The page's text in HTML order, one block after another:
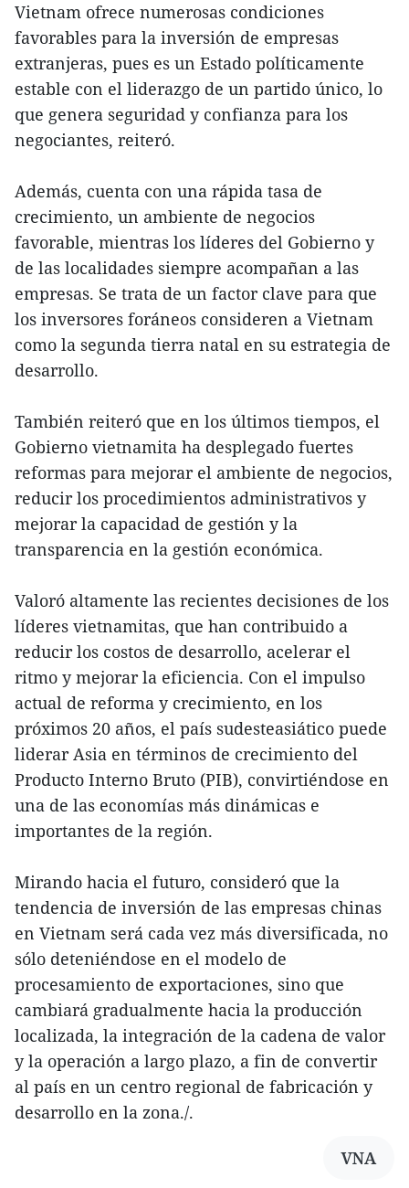
Vietnam ofrece numerosas condiciones
favorables para la inversión de empresas
extranjeras, pues es un Estado políticamente
estable con el liderazgo de un partido único, lo
que genera seguridad y confianza para los
negociantes, reiteró.
Además, cuenta con una rápida tasa de
crecimiento, un ambiente de negocios
favorable, mientras los líderes del Gobierno y
de las localidades siempre acompañan a las
empresas. Se trata de un factor clave para que
los inversores foráneos consideren a Vietnam
como la segunda tierra natal en su estrategia de
desarrollo.
También reiteró que en los últimos tiempos, el
Gobierno vietnamita ha desplegado fuertes
reformas para mejorar el ambiente de negocios,
reducir los procedimientos administrativos y
mejorar la capacidad de gestión y la
transparencia en la gestión económica.
Valoró altamente las recientes decisiones de los
líderes vietnamitas, que han contribuido a
reducir los costos de desarrollo, acelerar el
ritmo y mejorar la eficiencia. Con el impulso
actual de reforma y crecimiento, en los
próximos 20 años, el país sudesteasiático puede
liderar Asia en términos de crecimiento del
Producto Interno Bruto (PIB), convirtiéndose en
una de las economías más dinámicas e
importantes de la región.
Mirando hacia el futuro, consideró que la
tendencia de inversión de las empresas chinas
en Vietnam será cada vez más diversificada, no
sólo deteniéndose en el modelo de
procesamiento de exportaciones, sino que
cambiará gradualmente hacia la producción
localizada, la integración de la cadena de valor
y la operación a largo plazo, a fin de convertir
al país en un centro regional de fabricación y
desarrollo en la zona./.
VNA